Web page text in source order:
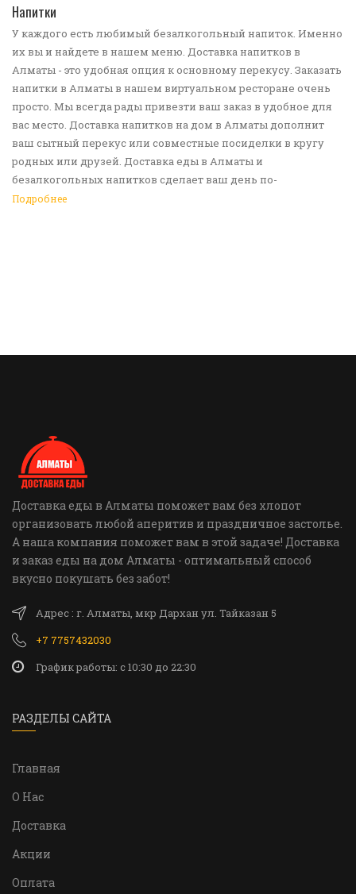
Напитки
У каждого есть любимый безалкогольный напиток. Именно
их вы и найдете в нашем меню. Доставка напитков в
Алматы - это удобная опция к основному перекусу. Заказать
напитки в Алматы в нашем виртуальном ресторане очень
просто. Мы всегда рады привезти ваш заказ в удобное для
вас место. Доставка напитков на дом в Алматы дополнит
ваш сытный перекус или совместные посиделки в кругу
родных или друзей. Доставка еды в Алматы и
безалкогольных напитков сделает ваш день по-
настоящему ярким и беззаботным. Обращайтесь к нам за
Подробнее
Доставка еды в Алматы поможет вам без хлопот
организовать любой аперитив и праздничное застолье.
А наша компания поможет вам в этой задаче! Доставка
и заказ еды на дом Алматы - оптимальный способ
вкусно покушать без забот!
Адрес : г. Алматы, мкр Дархан ул. Тайказан 5
+7 7757432030
График работы: c 10:30 до 22:30
РАЗДЕЛЫ САЙТА
Главная
О Нас
Доставка
Акции
Оплата